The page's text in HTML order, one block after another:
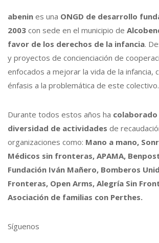
abenin es una ONGD de desarrollo
2003 con sede en el municipio de
favor de los derechos de la infancia.
y proyectos de concienciación de
enfocados a mejorar la vida de la infancia,
énfasis a la problemática de este colectivo.
Durante todos estos años ha
diversidad de actividades de
organizaciones como: Mano a mano,
Médicos sin fronteras, APAMA,
Fundación Iván Mañero, Bomberos
Fronteras, Open Arms, Alegría Sin
Asociación de familias con Perthes.
Síguenos